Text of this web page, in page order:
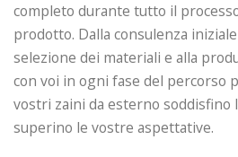
completo durante tutto il
prodotto. Dalla consulenza
selezione dei materiali e alla
con voi in ogni fase del percorso
vostri zaini da esterno soddisfino
superino le vostre aspettative.